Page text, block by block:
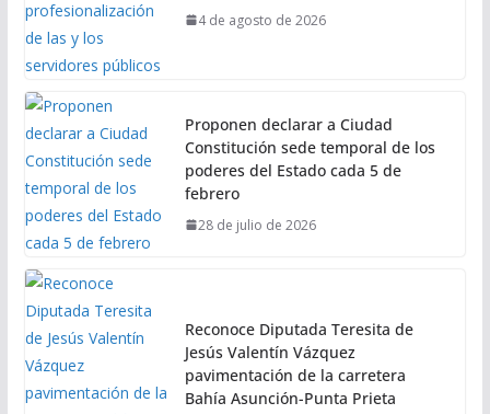
4 de agosto de 2026
Proponen declarar a Ciudad
Constitución sede temporal de los
poderes del Estado cada 5 de
febrero
28 de julio de 2026
Reconoce Diputada Teresita de
Jesús Valentín Vázquez
pavimentación de la carretera
Bahía Asunción-Punta Prieta